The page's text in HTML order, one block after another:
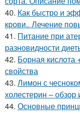
40. Как быстро и
крови.. Лечение
41. Питание при
разновидности
42. Борная кислота
свойства
43. Лимон с
холестерин – обзор
44. Основные